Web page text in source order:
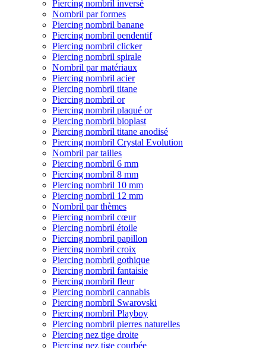
Piercing nombril inversé
Nombril par formes
Piercing nombril banane
Piercing nombril pendentif
Piercing nombril clicker
Piercing nombril spirale
Nombril par matériaux
Piercing nombril acier
Piercing nombril titane
Piercing nombril or
Piercing nombril plaqué or
Piercing nombril bioplast
Piercing nombril titane anodisé
Piercing nombril Crystal Evolution
Nombril par tailles
Piercing nombril 6 mm
Piercing nombril 8 mm
Piercing nombril 10 mm
Piercing nombril 12 mm
Nombril par thèmes
Piercing nombril cœur
Piercing nombril étoile
Piercing nombril papillon
Piercing nombril croix
Piercing nombril gothique
Piercing nombril fantaisie
Piercing nombril fleur
Piercing nombril cannabis
Piercing nombril Swarovski
Piercing nombril Playboy
Piercing nombril pierres naturelles
Piercing nez tige droite
Piercing nez tige courbée